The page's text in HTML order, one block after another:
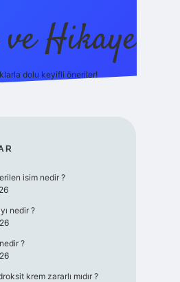
Hikaye
dolu keyifli öneriler!
isim nedir ?
nedir ?
?
krem zararlı mıdır ?